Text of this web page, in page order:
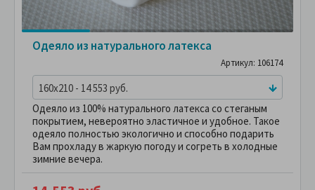
Одеяло из натурального латекса
Артикул: 106174
160x210 - 14 553 руб.
Одеяло из 100% натурального латекса со стеганым
покрытием, невероятно эластичное и удобное. Такое
одеяло полностью экологично и способно подарить
Вам прохладу в жаркую погоду и согреть в холодные
зимние вечера.